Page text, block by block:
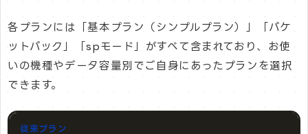
各プランには「基本プラン（シンプルプラン）」「パケ
ットパック」「spモード」がすべて含まれており、お使
いの機種やデータ容量別でご自身にあったプランを選択
できます。
従来プラン